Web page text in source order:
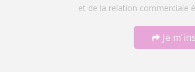
et de la relation commerciale
Je